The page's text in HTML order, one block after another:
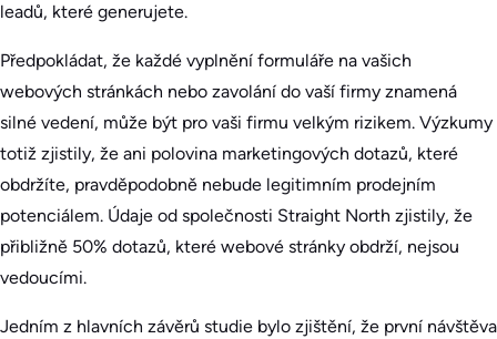
leadů, které generujete.
Předpokládat, že každé vyplnění formuláře na vašich
webových stránkách nebo zavolání do vaší firmy znamená
silné vedení, může být pro vaši firmu velkým rizikem. Výzkumy
totiž zjistily, že ani polovina marketingových dotazů, které
obdržíte, pravděpodobně nebude legitimním prodejním
potenciálem. Údaje od společnosti Straight North zjistily, že
přibližně 50% dotazů, které webové stránky obdrží, nejsou
vedoucími.
Jedním z hlavních závěrů studie bylo zjištění, že první návštěva